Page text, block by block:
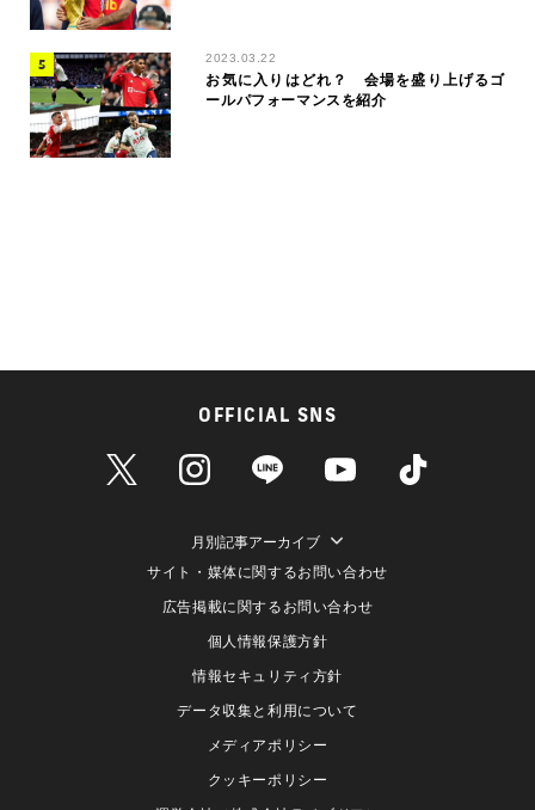
2023.03.22
お気に入りはどれ？ 会場を盛り上げるゴ
ールパフォーマンスを紹介
OFFICIAL SNS
月別記事アーカイブ
サイト・媒体に関するお問い合わせ
広告掲載に関するお問い合わせ
個人情報保護方針
情報セキュリティ方針
データ収集と利用について
メディアポリシー
クッキーポリシー